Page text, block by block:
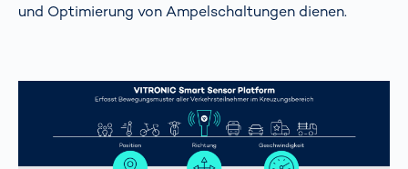
und Optimierung von Ampelschaltungen dienen.